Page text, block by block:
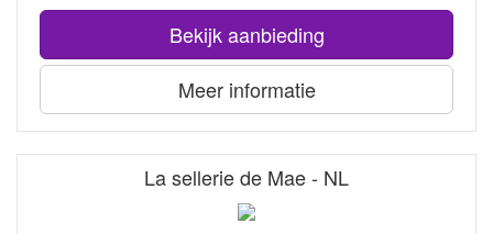
Bekijk aanbieding
Meer informatie
La sellerie de Mae - NL